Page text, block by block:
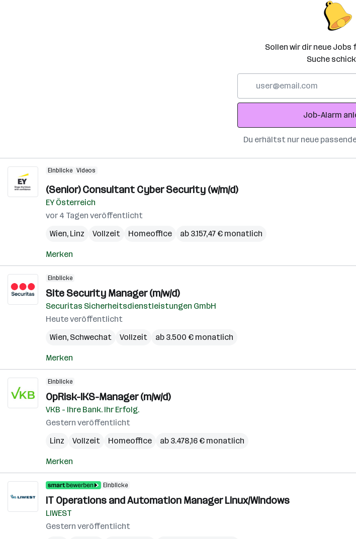
Sollen wir dir neue Jobs
Suche
Adresse
Job-Alarm
Du erhältst nur neue
Einblicke Videos
(Senior) Consultant Cyber Security (w/m/d)
EY Österreich
vor 4 Tagen veröffentlicht
Wien, Linz Vollzeit Homeoffice ab 3.157,47 € monatlich
Merken
Einblicke
Site Security Manager (m/w/d)
Securitas Sicherheitsdienstleistungen GmbH
Heute veröffentlicht
Wien, Schwechat Vollzeit ab 3.500 € monatlich
Merken
Einblicke
OpRisk-IKS-Manager (m/w/d)
VKB - Ihre Bank. Ihr Erfolg.
Gestern veröffentlicht
Linz
Vollzeit Homeoffice ab 3.478,16 € monatlich
Merken
Einblicke
IT Operations and Automation Manager Linux/Windows
LIWEST
Gestern veröffentlicht